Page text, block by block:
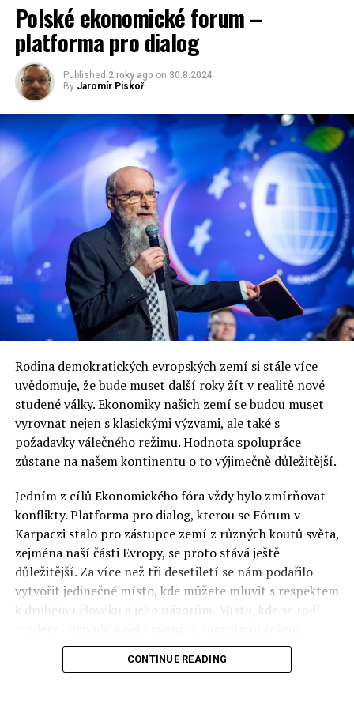
Polské ekonomické forum –
platforma pro dialog
Published 2 roky ago on 30.8.2024
By Jaromír Piskoř
Rodina demokratických evropských zemí si stále více
uvědomuje, že bude muset další roky žít v realitě nové
studené války. Ekonomiky našich zemí se budou muset
vyrovnat nejen s klasickými výzvami, ale také s
požadavky válečného režimu. Hodnota spolupráce
zůstane na našem kontinentu o to výjimečně důležitější.
Jedním z cílů Ekonomického fóra vždy bylo zmírňovat
konflikty. Platforma pro dialog, kterou se Fórum v
Karpaczi stalo pro zástupce zemí z různých koutů světa,
zejména naší části Evropy, se proto stává ještě
důležitější. Za více než tři desetiletí se nám podařilo
vytvořit jedinečné místo, kde můžete mluvit s respektem
k druhému člověku a jeho názorům. Místo, kde se rodí
Polsko musí mít instituce, jejichž horizont činnosti je
politický tým. Pouze to vám dává šanci skutečně řešit
CONTINUE READING